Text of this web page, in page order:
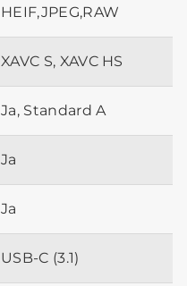
HEIF,JPEG,RAW
XAVC S, XAVC HS
Ja, Standard A
Ja
Ja
USB-C (3.1)